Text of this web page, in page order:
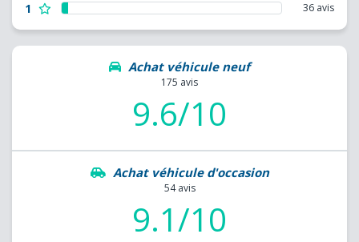
1 36 avis
Achat véhicule neuf
175 avis
9.6/10
Achat véhicule d'occasion
54 avis
9.1/10